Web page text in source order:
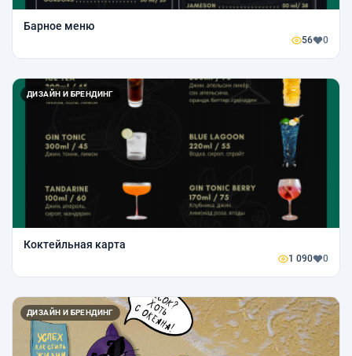
Барное меню
56 0
ДИЗАЙН И БРЕНДИНГ
Коктейльная карта
1 090 0
ДИЗАЙН И БРЕНДИНГ